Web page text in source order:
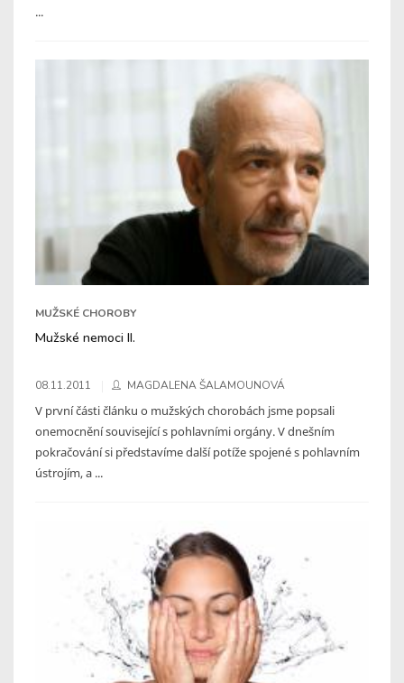
...
MUŽSKÉ CHOROBY
Mužské nemoci II.
08.11.2011 MAGDALENA ŠALAMOUNOVÁ
V první části článku o mužských chorobách jsme popsali
onemocnění související s pohlavními orgány. V dnešním
pokračování si představíme další potíže spojené s pohlavním
ústrojím, a ...